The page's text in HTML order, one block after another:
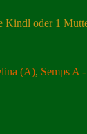
Kindl oder 1
(A), Semps A